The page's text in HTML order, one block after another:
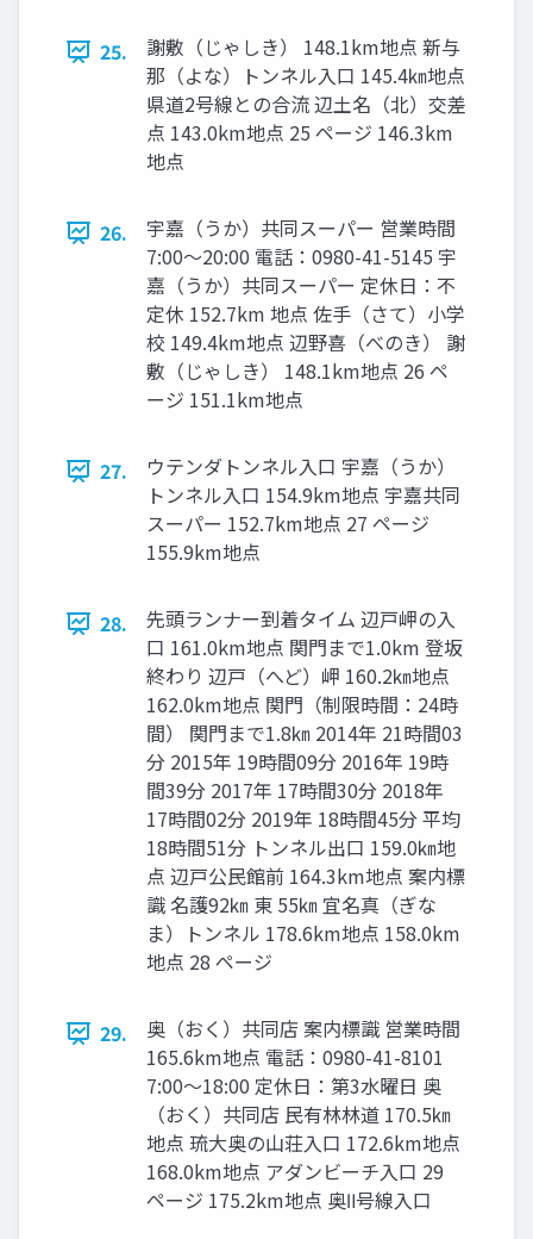
25.
謝敷（じゃしき） 148.1km地点 新与
那（よな）トンネル入口 145.4㎞地点
県道2号線との合流 辺土名（北）交差
点 143.0km地点 25 ページ 146.3km
地点
26.
宇嘉（うか）共同スーパー 営業時間
7:00〜20:00 電話：0980-41-5145 宇
嘉（うか）共同スーパー 定休日：不
定休 152.7km 地点 佐手（さて）小学
校 149.4km地点 辺野喜（べのき） 謝
敷（じゃしき） 148.1km地点 26 ペ
ージ 151.1km地点
27.
ウテンダトンネル入口 宇嘉（うか）
トンネル入口 154.9km地点 宇嘉共同
スーパー 152.7km地点 27 ページ
155.9km地点
28.
先頭ランナー到着タイム 辺⼾岬の入
口 161.0km地点 関門まで1.0km 登坂
終わり 辺⼾（へど）岬 160.2㎞地点
162.0km地点 関門（制限時間：24時
間） 関門まで1.8㎞ 2014年 21時間03
分 2015年 19時間09分 2016年 19時
間39分 2017年 17時間30分 2018年
17時間02分 2019年 18時間45分 平均
18時間51分 トンネル出口 159.0㎞地
点 辺⼾公⺠館前 164.3km地点 案内標
識 名護92㎞ 東 55㎞ 宜名真（ぎな
ま）トンネル 178.6km地点 158.0km
地点 28 ページ
29.
奥（おく）共同店 案内標識 営業時間
165.6km地点 電話：0980-41-8101
7:00〜18:00 定休日：第3水曜日 奥
（おく）共同店 ⺠有林林道 170.5㎞
地点 琉大奥の山荘入口 172.6km地点
168.0km地点 アダンビーチ入口 29
ページ 175.2km地点 奥Ⅱ号線入口